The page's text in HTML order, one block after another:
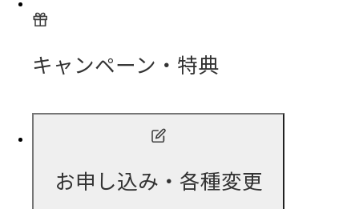
キャンペーン・特典
お申し込み・各種変更